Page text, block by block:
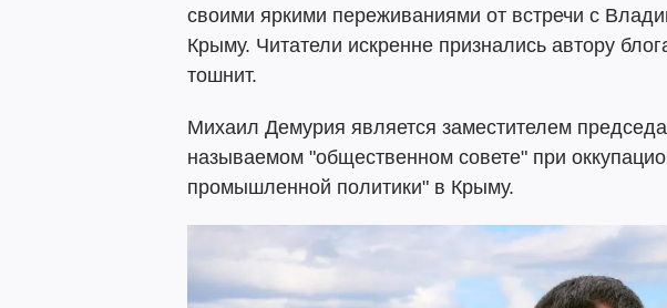
своими яркими переживаниями от встречи с
Крыму. Читатели искренне признались автору
тошнит.
Михаил Демурия является заместителем
называемом "общественном совете" при
промышленной политики" в Крыму.